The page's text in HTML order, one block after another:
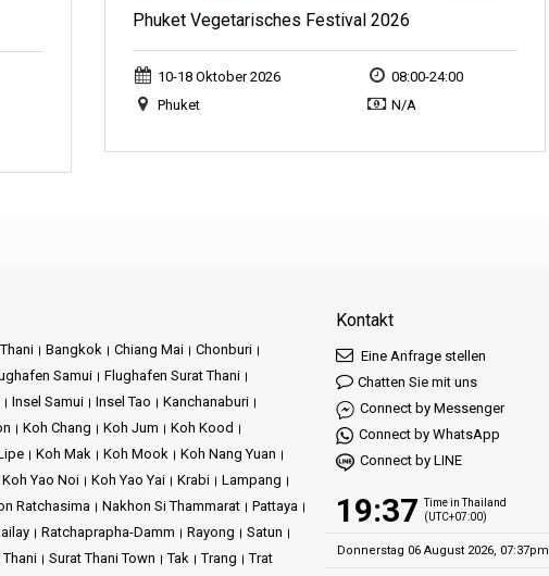
Phuket Vegetarisches Festival 2026
10-18 Oktober 2026
08:00-24:00
Phuket
N/A
Bangkok Chiang Mai
Chonburi
Samui
Flughafen Surat Thani
Insel Samui Insel Tao
Kanchanaburi
Koh Chang Koh Jum
Koh Kood
Koh Mak Koh Mook
Koh Nang Yuan
Koh Yao Noi Koh Yao Yai Krabi
Lampang
Ratchasima Nakhon Si Thammarat
Pattaya
Ratchaprapha-Damm Rayong
Satun
Thani Surat Thani Town Tak Trang Trat
Kontakt
Eine Anfrage stellen
Chatten Sie mit uns
Connect by Messenger
Connect by WhatsApp
Connect by LINE
19:37 Time in Thailand
(UTC+07:00)
Donnerstag 06 August 2026, 07:37pm